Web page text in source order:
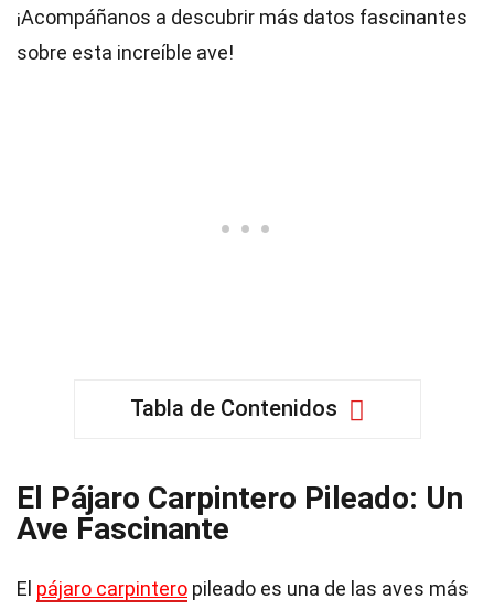
¡Acompáñanos a descubrir más datos fascinantes
sobre esta increíble ave!
Tabla de Contenidos
El Pájaro Carpintero Pileado: Un
Ave Fascinante
El pájaro carpintero pileado es una de las aves más